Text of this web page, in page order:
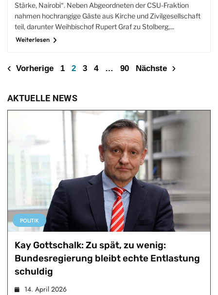
AKTUELLE NEWS
POLITIK
Kay Gottschalk: Zu spät, zu wenig:
Bundesregierung bleibt echte Entlastung
schuldig
14. April 2026
Stärke, Nairobi“. Neben Abgeordneten der CSU-Fraktion
nahmen hochrangige Gäste aus Kirche und Zivilgesellschaft
teil, darunter Weihbischof Rupert Graf zu Stolberg,...
Weiterlesen
Vorherige 1 2 3 4 … 90 Nächste